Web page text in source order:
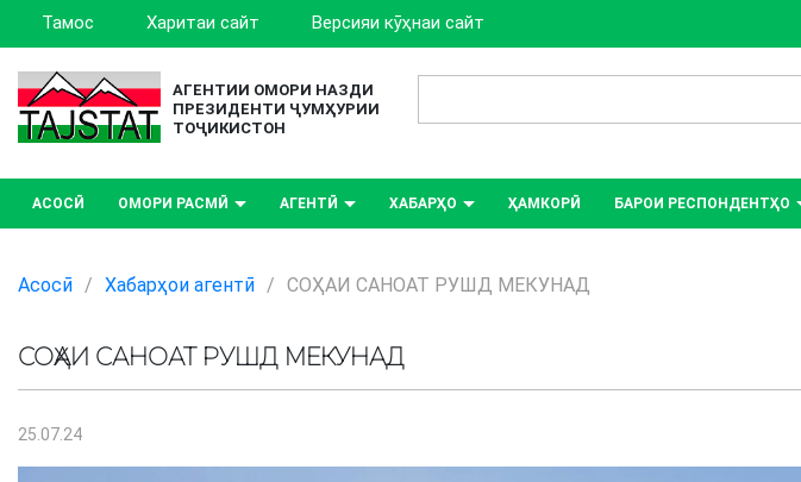
Тамос Харитаи сайт Версияи кӯҳнаи сайт
АГЕНТИИ ОМОРИ НАЗДИ
ПРЕЗИДЕНТИ ҶУМҲУРИИ
ТОҶИКИСТОН
АСОСӢ ОМОРИ РАСМӢ АГЕНТӢ ХАБАРҲО ҲАМКОРӢ БАРОИ РЕСПОНДЕНТҲО
Асосӣ / Хабарҳои агентӣ / СОҲАИ САНОАТ РУШД МЕКУНАД
СОҲАИ САНОАТ РУШД МЕКУНАД
25.07.24